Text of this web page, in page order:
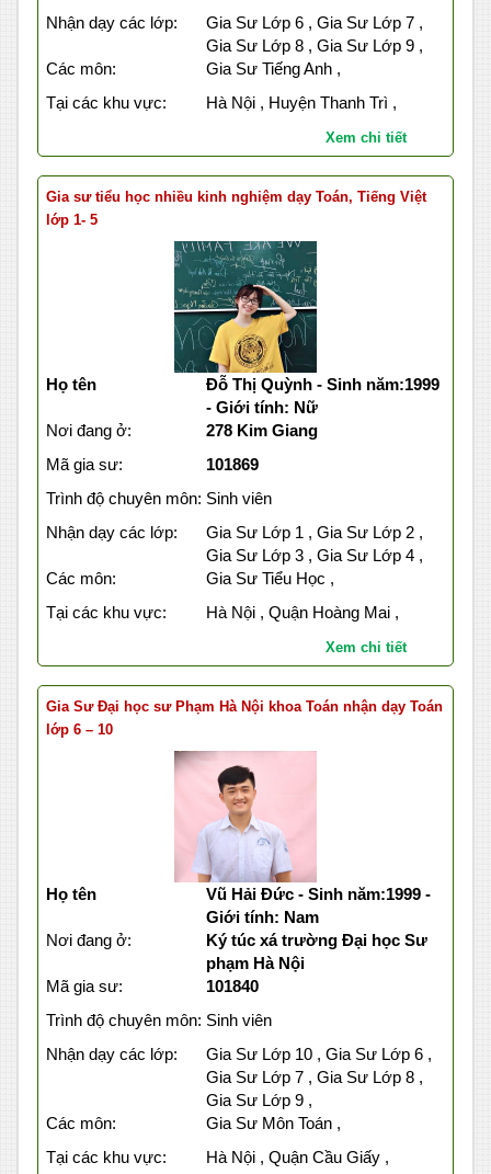
Nhận dạy các lớp:
Gia Sư Lớp 6 , Gia Sư Lớp 7 ,
Gia Sư Lớp 8 , Gia Sư Lớp 9 ,
Các môn:
Gia Sư Tiếng Anh ,
Tại các khu vực:
Hà Nội , Huyện Thanh Trì ,
Xem chi tiết
Gia sư tiểu học nhiều kinh nghiệm dạy Toán, Tiếng Việt
lớp 1- 5
Họ tên
Đỗ Thị Quỳnh - Sinh năm:1999
- Giới tính: Nữ
Nơi đang ở:
278 Kim Giang
Mã gia sư:
101869
Trình độ chuyên môn: Sinh viên
Nhận dạy các lớp:
Gia Sư Lớp 1 , Gia Sư Lớp 2 ,
Gia Sư Lớp 3 , Gia Sư Lớp 4 ,
Các môn:
Gia Sư Tiểu Học ,
Tại các khu vực:
Hà Nội , Quận Hoàng Mai ,
Xem chi tiết
Gia Sư Đại học sư Phạm Hà Nội khoa Toán nhận dạy Toán
lớp 6 – 10
Họ tên
Vũ Hải Đức - Sinh năm:1999 -
Giới tính: Nam
Nơi đang ở:
Ký túc xá trường Đại học Sư
phạm Hà Nội
Mã gia sư:
101840
Trình độ chuyên môn: Sinh viên
Nhận dạy các lớp:
Gia Sư Lớp 10 , Gia Sư Lớp 6 ,
Gia Sư Lớp 7 , Gia Sư Lớp 8 ,
Gia Sư Lớp 9 ,
Các môn:
Gia Sư Môn Toán ,
Tại các khu vực:
Hà Nội , Quận Cầu Giấy ,